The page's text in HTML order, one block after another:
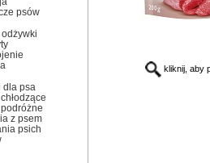
psów
dla psa
z psem
psich
kliknij, aby